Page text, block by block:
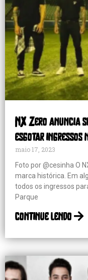
NX Zero anuncia
esgotar ingressos
maio 17, 2023
Foto por @cesinha O
marca histórica. Em
todos os ingressos
Parque
continue lendo